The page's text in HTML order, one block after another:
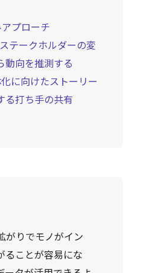
プローチ
テークホルダーの変
動向を推測する
に向けたストーリー
る打ち手の共有
がりでモノがイン
ることが容易にな